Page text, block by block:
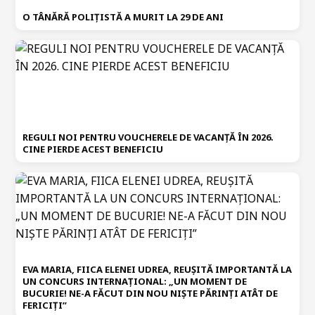
O TÂNĂRĂ POLIȚISTĂ A MURIT LA 29 DE ANI
REGULI NOI PENTRU VOUCHERELE DE VACANȚĂ ÎN 2026.
CINE PIERDE ACEST BENEFICIU
EVA MARIA, FIICA ELENEI UDREA, REUȘITĂ IMPORTANTĂ LA
UN CONCURS INTERNAȚIONAL: „UN MOMENT DE
BUCURIE! NE-A FĂCUT DIN NOU NIȘTE PĂRINȚI ATÂT DE
FERICIȚI”